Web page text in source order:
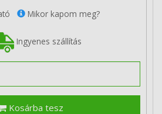
Mikor kapom meg?
Ingyenes szállítás
Kosárba tesz